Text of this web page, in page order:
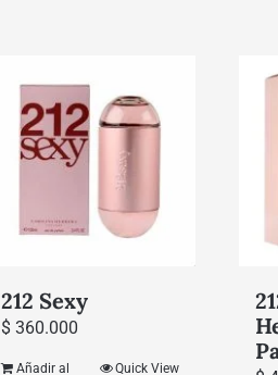
212 Sexy
$ 360.000
Añadir al
Quick View